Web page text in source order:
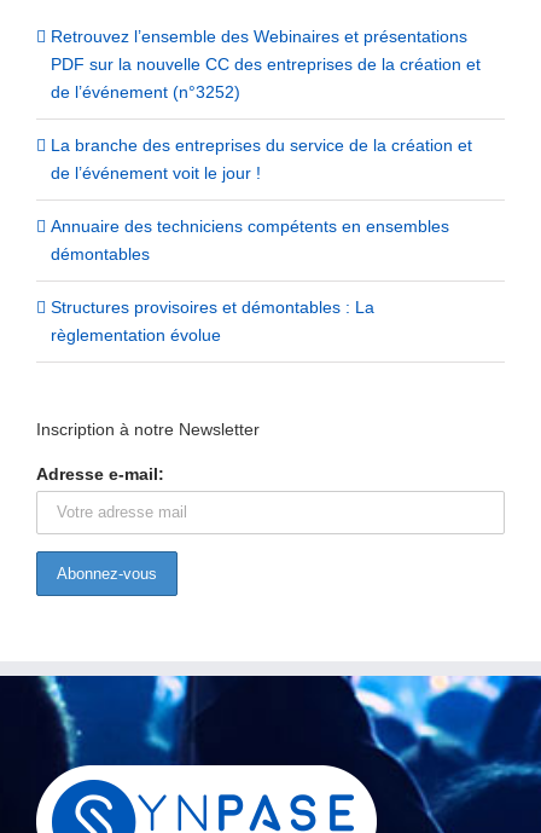
Retrouvez l’ensemble des Webinaires et présentations
PDF sur la nouvelle CC des entreprises de la création et
de l’événement (n°3252)
La branche des entreprises du service de la création et
de l’événement voit le jour !
Annuaire des techniciens compétents en ensembles
démontables
Structures provisoires et démontables : La
règlementation évolue
Inscription à notre Newsletter
Adresse e-mail: